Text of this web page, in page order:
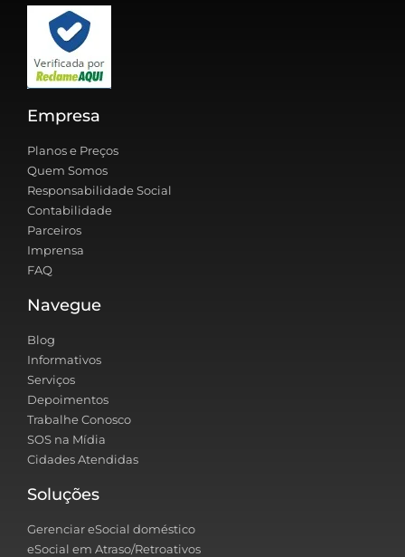
Empresa
Planos e Preços
Quem Somos
Responsabilidade Social
Contabilidade
Parceiros
Imprensa
FAQ
Navegue
Blog
Informativos
Serviços
Depoimentos
Trabalhe Conosco
SOS na Mídia
Cidades Atendidas
Soluções
Gerenciar eSocial doméstico
eSocial em Atraso/Retroativos